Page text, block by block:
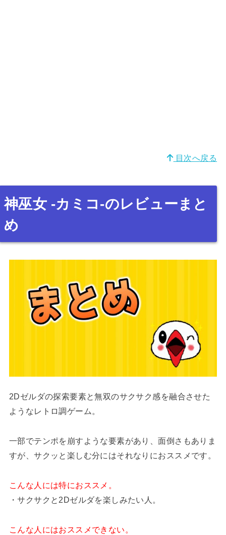
目次へ戻る
神巫女 -カミコ-のレビューまと
め
2Dゼルダの探索要素と無双のサクサク感を融合させた
ようなレトロ調ゲーム。
一部でテンポを崩すような要素があり、面倒さもありま
すが、サクッと楽しむ分にはそれなりにおススメです。
こんな人には特におススメ。
・サクサクと2Dゼルダを楽しみたい人。
こんな人にはおススメできない。